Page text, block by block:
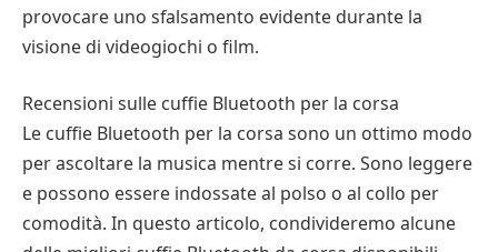
provocare uno sfalsamento evidente durante la
visione di videogiochi o film.
Recensioni sulle cuffie Bluetooth per la corsa
Le cuffie Bluetooth per la corsa sono un ottimo modo
per ascoltare la musica mentre si corre. Sono leggere
e possono essere indossate al polso o al collo per
comodità. In questo articolo, condivideremo alcune